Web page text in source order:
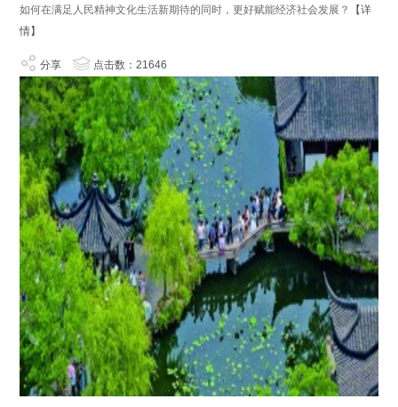
如何在满足人民精神文化生活新期待的同时，更好赋能经济社会发展？
【详
情】
分享 点击数：21646